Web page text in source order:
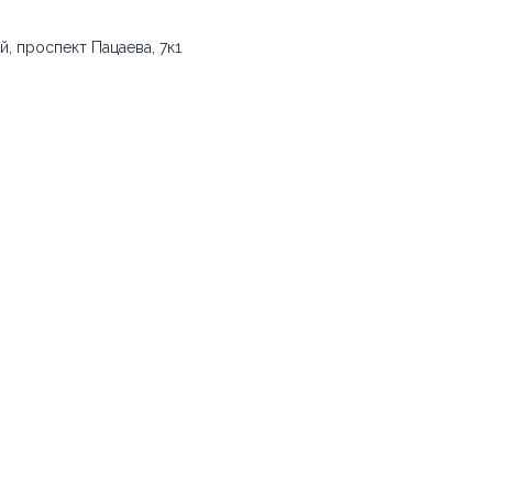
проспект Пацаева, 7к1